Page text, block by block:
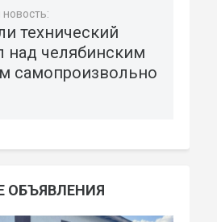
технический
над челябинским
самопроизвольно
ОБЪЯВЛЕНИЯ